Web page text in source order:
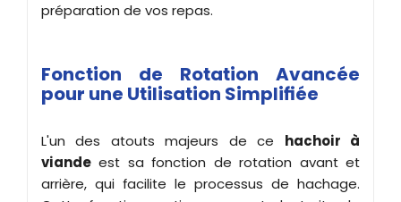
préparation de vos repas.
Fonction de Rotation Avancée
pour une Utilisation Simplifiée
L'un des atouts majeurs de ce hachoir à
viande est sa fonction de rotation avant et
arrière, qui facilite le processus de hachage.